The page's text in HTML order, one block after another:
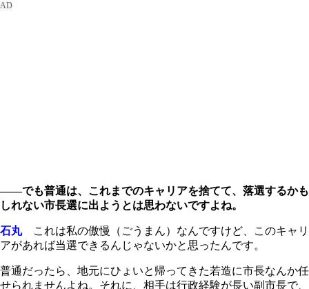
――でも普通は、これまでのキャリアを捨てて、落選するかも
しれない市長選に出ようとは思わないですよね。
石丸これは私の傲慢（ごうまん）なんですけど、このキャリ
アがあれば当選できるんじゃないかと思ったんです。
普通だったら、地元にひょいと帰ってきた若造に市長なんか任
せられませんよね。それに、相手は行政経験が長い副市長で、